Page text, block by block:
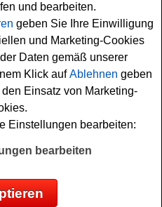
Beispiel ein Rucksack,
Ostergewinnspiel
Sie das aktuelle Osterei im
kleine Formular ausfüllen.
der tollen Sachpreise?
diesem schönen Oster-
Outdoor!
tolle
Outdoor Zubehör
und bearbeiten.
geben Sie Ihre Einwilligung
und Marketing-Cookies
Daten gemäß unserer
Klick aufAblehnen geben
Einsatz von Marketing-
Einstellungen bearbeiten:
bearbeiten